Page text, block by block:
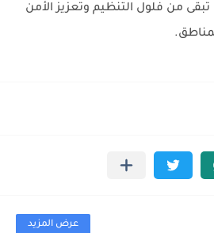
تبقى من فلول التنظيم وتعزيز الأمن
عرض المزيد